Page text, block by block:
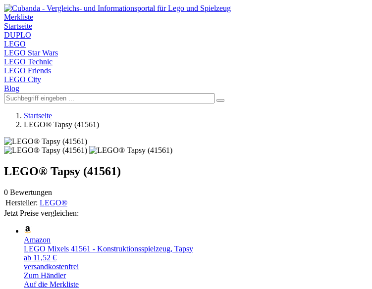
Merkliste
Startseite
DUPLO
LEGO
LEGO Star Wars
LEGO Technic
LEGO Friends
LEGO City
Blog
Startseite
LEGO® Tapsy (41561)
LEGO® Tapsy (41561)
0 Bewertungen
Hersteller: LEGO®
Jetzt Preise vergleichen:
Amazon
LEGO Mixels 41561 - Konstruktionsspielzeug, Tapsy
ab 11,52 €
versandkostenfrei
Zum Händler
Auf die Merkliste